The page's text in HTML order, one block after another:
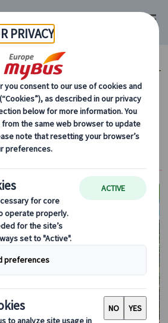
ロッパ周遊『ランドクルーズ』とは？ (59)
ヨー
ズ』 (59)
セール中！ (24)
ブダペスト・ブラチスラ
(ブダペスト発→プラハ着)